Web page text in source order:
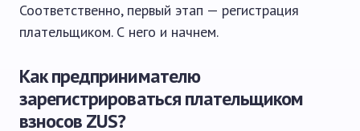
Соответственно, первый этап — регистрация
плательщиком. С него и начнем.
Как предпринимателю
зарегистрироваться плательщиком
взносов ZUS?